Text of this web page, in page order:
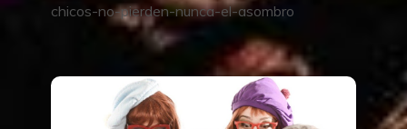
chicos-no-pierden-nunca-el-asombro